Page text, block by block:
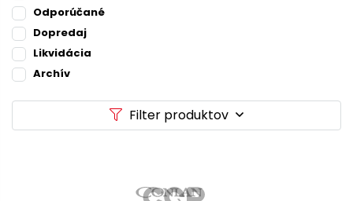
Odporúčané
Dopredaj
Likvidácia
Archív
Filter produktov